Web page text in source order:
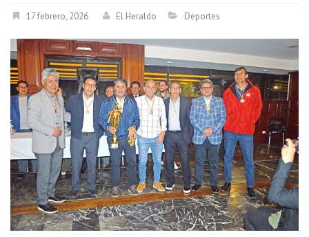
17 febrero, 2026 El Heraldo Deportes